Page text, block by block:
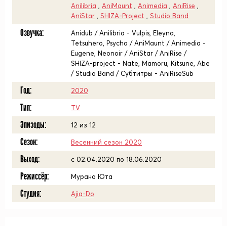
Anilibria
AniMaunt Animedia AniRise
AniStar
SHIZA-Project Studio Band
Озвучка:
Anidub / Anilibria - Vulpis, Eleyna,
Tetsuhero, Psycho / AniMaunt / Animedia -
Eugene, Neonoir / AniStar / AniRise /
SHIZA-project - Nate, Mamoru, Kitsune, Abe
/ Studio Band / Субтитры - AniRiseSub
Год: 2020
Тип: TV
Эпизоды: 12 из 12
Сезон: Весенний сезон 2020
Выход: c 02.04.2020 по 18.06.2020
Режиссёр: Мурано Юта
Студия: Ajia-Do